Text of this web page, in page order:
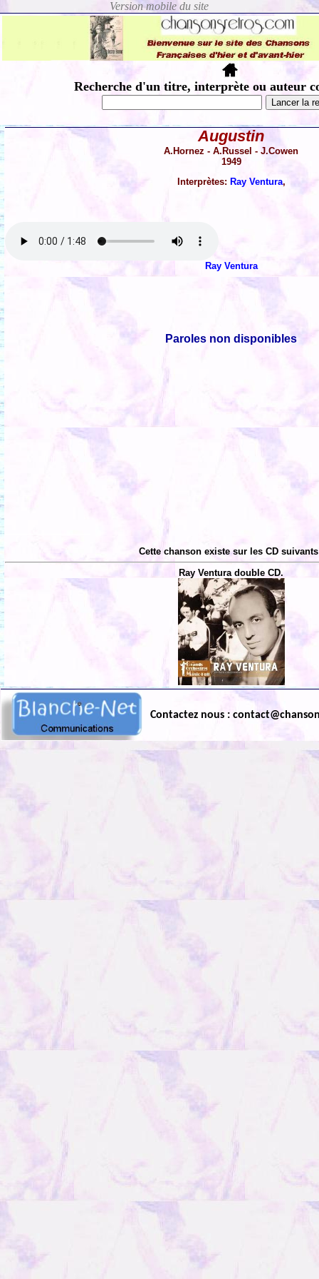
Recherche d'un titre, interprète ou auteur
Augustin
A.Hornez - A.Russel - J.Cowen
1949
Interprètes: Ray Ventura,
Ray Ventura
Paroles non disponibles
Cette chanson existe sur les CD
Ray Ventura double CD.
Contactez nous :